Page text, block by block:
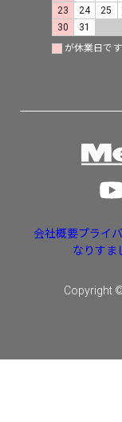
23
24 25
30
31
が休業日です
会社概要プライ
なりすま
Copyright